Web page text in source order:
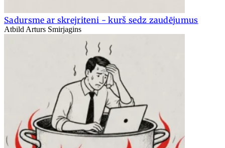
Sadursme ar skrejriteni - kurš sedz zaudējumus
Atbild Arturs Smirjagins